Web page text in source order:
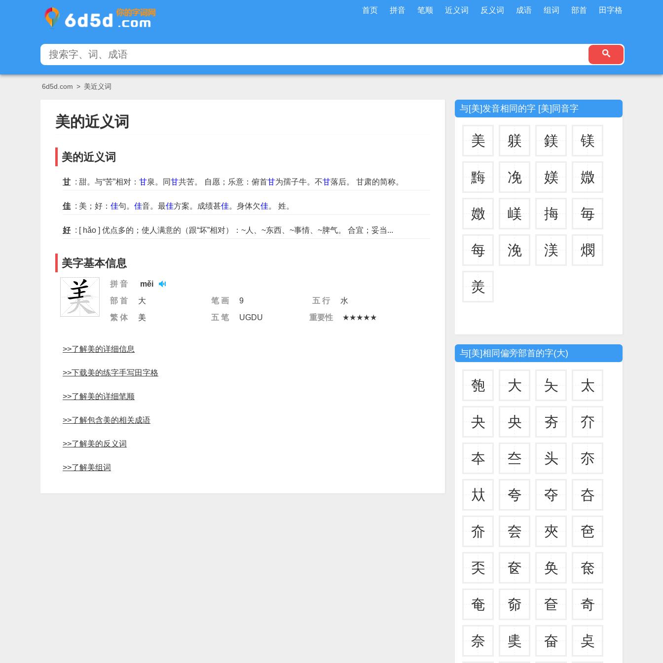
首页 拼音 笔顺 近义词 反义词 成语 组词 部首 田字格
6d5d.com > 美近义词
美的近义词
美的近义词
甘 : 甜。与“苦”相对： 甘泉。同甘共苦。 自愿；乐意：俯首甘为孺子牛。不甘落后。 甘肃的简称。
佳 : 美；好： 佳句。 佳音。最佳方案。成绩甚佳。身体欠佳。 姓。
好 : [ hǎo ] 优点多的；使人满意的（跟“坏”相对）：~人、~东西、~事情、~脾气。 合宜；妥当...
美字基本信息
拼 音
měi
部 首
大 笔 画 9 五 行
水
繁 体
美 五 笔 UGDU 重要性 ★★★★★
>>了解美的详细信息
>>下载美的练字手写田字格
>>了解美的详细笔顺
>>了解包含美的相关成语
>>了解美的反义词
>>了解美组词
与[美]发音相同的字 [美]同音字
美 躾 鎂 镁
黣 凂 媄 媺
嬍 嵄 挴 毎
每 浼 渼 燘
羙
与[美]相同偏旁部首的字(大)
匏 大 夨 太
夬 央 夯 夰
夲 夳 头 夵
夶 夸 夺 夻
夼 夽 夾 夿
奀 奁 奂 奃
奄 奅 奆 奇
奈 奊 奋 奌